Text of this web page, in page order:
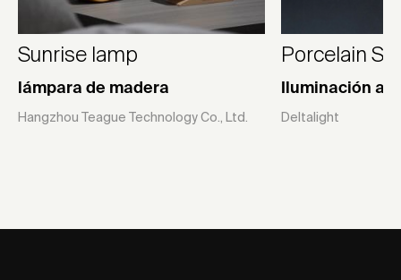
Sunrise lamp
lámpara de madera
Hangzhou Teague Technology Co., Ltd.
Porcelain
Iluminación
Deltalight